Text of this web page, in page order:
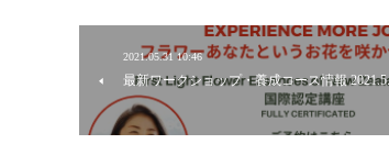
2021.05.31 10:46
最新ワークショップ・養成コース情報